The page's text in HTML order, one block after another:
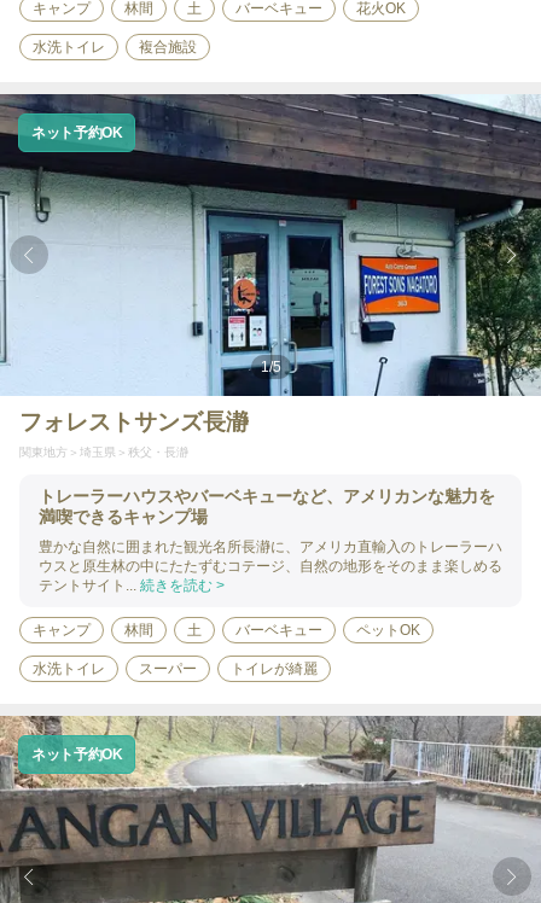
キャンプ 林間 土 バーベキュー 花火OK
水洗トイレ 複合施設
1/5
ネット予約OK
フォレストサンズ長瀞
関東地方 埼玉県 秩父・長瀞
トレーラーハウスやバーベキューなど、アメリカンな魅力を
満喫できるキャンプ場
豊かな自然に囲まれた観光名所長瀞に、アメリカ直輸入のトレーラーハ
ウスと原生林の中にたたずむコテージ、自然の地形をそのまま楽しめる
テントサイト... 続きを読む >
キャンプ 林間 土 バーベキュー ペットOK
水洗トイレ スーパー トイレが綺麗
ネット予約OK